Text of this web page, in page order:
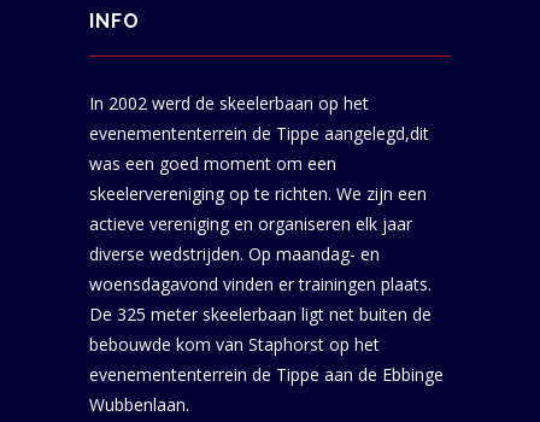
INFO
In 2002 werd de skeelerbaan op het
evenemententerrein de Tippe aangelegd,dit
was een goed moment om een
skeelervereniging op te richten. We zijn een
actieve vereniging en organiseren elk jaar
diverse wedstrijden. Op maandag- en
woensdagavond vinden er trainingen plaats.
De 325 meter skeelerbaan ligt net buiten de
bebouwde kom van Staphorst op het
evenemententerrein de Tippe aan de Ebbinge
Wubbenlaan.